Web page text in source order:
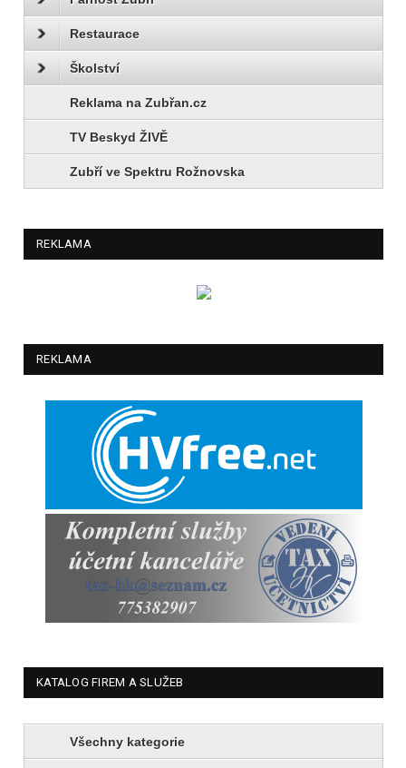
Restaurace
Školství
Reklama na Zubřan.cz
TV Beskyd ŽIVĚ
Zubří ve Spektru Rožnovska
REKLAMA
REKLAMA
KATALOG FIREM A SLUŽEB
Všechny kategorie